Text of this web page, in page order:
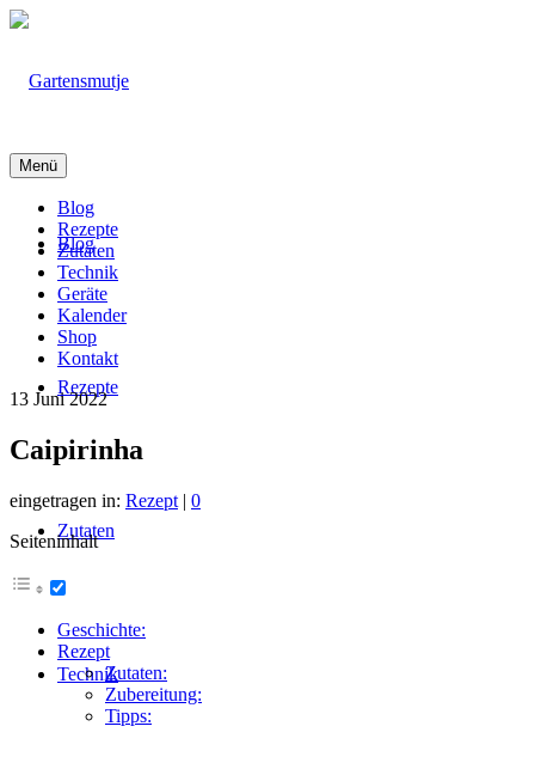
Blog
Rezepte
Zutaten
Technik
Menü
Blog
Rezepte
Zutaten
Technik
Geräte
Kalender
Shop
Kontakt
13 Juni 2022
Caipirinha
eingetragen in: Rezept | 0
Seiteninhalt
Geschichte:
Rezept
Zutaten:
Zubereitung:
Tipps: